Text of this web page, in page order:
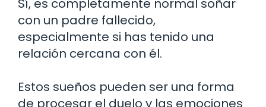
Sí, es completamente normal soñar
con un padre fallecido,
especialmente si has tenido una
relación cercana con él.
Estos sueños pueden ser una forma
de procesar el duelo y las emociones